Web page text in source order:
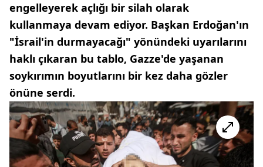
engelleyerek açlığı bir silah olarak
kullanmaya devam ediyor. Başkan Erdoğan'ın
"İsrail'in durmayacağı" yönündeki uyarılarını
haklı çıkaran bu tablo, Gazze'de yaşanan
soykırımın boyutlarını bir kez daha gözler
önüne serdi.